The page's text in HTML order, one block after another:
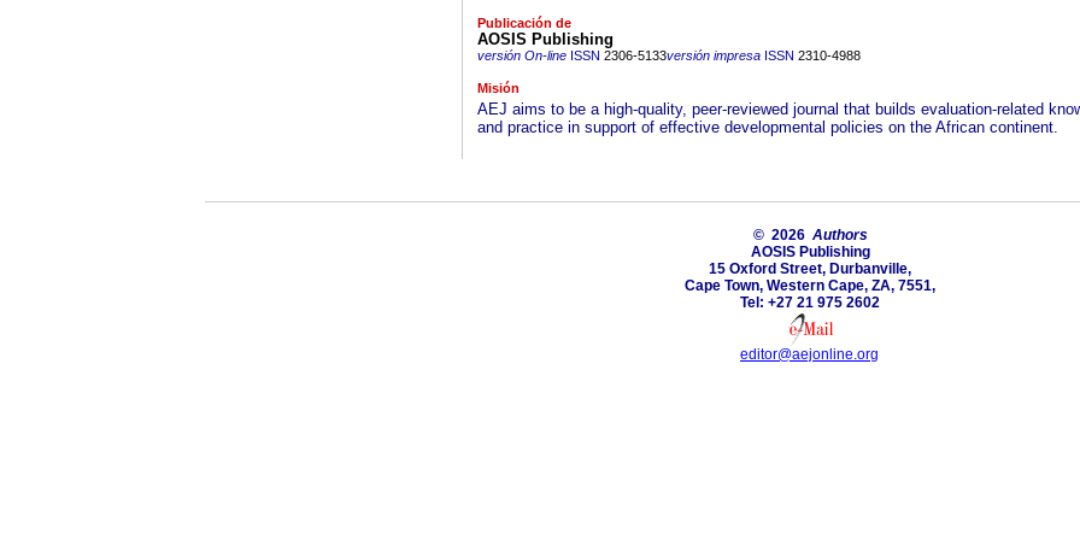
Publicación de
AOSIS Publishing
versión On-lineISSN 2306-5133versión impresaISSN 2310-4988
Misión
AEJ aims to be a high-quality, peer-reviewed journal that builds evaluation-related
and practice in support of effective developmental policies on the African continent.
© 2026 Authors
AOSIS Publishing
15 Oxford Street, Durbanville,
Cape Town, Western Cape, ZA, 7551,
Tel: +27 21 975 2602
editor@aejonline.org